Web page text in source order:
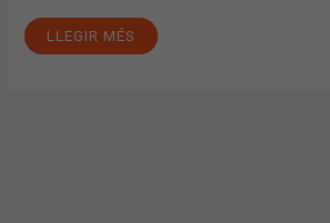
LLEGIR MÉS